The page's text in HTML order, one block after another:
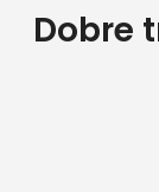
SkipDobre